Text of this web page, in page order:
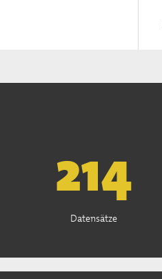
222
Datensätze